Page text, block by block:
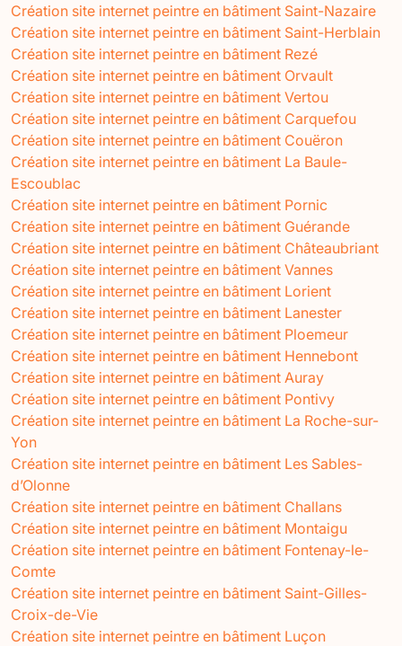
Création site internet peintre en bâtiment Saint-Nazaire
Création site internet peintre en bâtiment Saint-Herblain
Création site internet peintre en bâtiment Rezé
Création site internet peintre en bâtiment Orvault
Création site internet peintre en bâtiment Vertou
Création site internet peintre en bâtiment Carquefou
Création site internet peintre en bâtiment Couëron
Création site internet peintre en bâtiment La Baule-
Escoublac
Création site internet peintre en bâtiment Pornic
Création site internet peintre en bâtiment Guérande
Création site internet peintre en bâtiment Châteaubriant
Création site internet peintre en bâtiment Vannes
Création site internet peintre en bâtiment Lorient
Création site internet peintre en bâtiment Lanester
Création site internet peintre en bâtiment Ploemeur
Création site internet peintre en bâtiment Hennebont
Création site internet peintre en bâtiment Auray
Création site internet peintre en bâtiment Pontivy
Création site internet peintre en bâtiment La Roche-sur-
Yon
Création site internet peintre en bâtiment Les Sables-
d’Olonne
Création site internet peintre en bâtiment Challans
Création site internet peintre en bâtiment Montaigu
Création site internet peintre en bâtiment Fontenay-le-
Comte
Création site internet peintre en bâtiment Saint-Gilles-
Croix-de-Vie
Création site internet peintre en bâtiment Luçon